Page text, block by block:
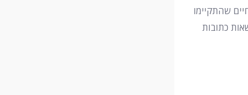
שהתקיימו
כתובות